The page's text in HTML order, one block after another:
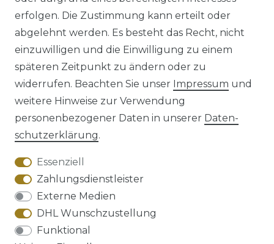
Impressum Daten­schutz­erklärung
AGB Barrierefreiheitserklärung
Widerrufs­recht
erfolgen. Die Zustimmung kann erteilt oder
abgelehnt werden. Es besteht das Recht, nicht
einzuwilligen und die Einwilligung zu einem
späteren Zeitpunkt zu ändern oder zu
widerrufen. Beachten Sie unser Impressum und
weitere Hinweise zur Verwendung
personenbezogener Daten in unserer Daten­
schutz­erklärung.
Essenziell
Zahlungsdienstleister
Externe Medien
DHL Wunschzustellung
Funktional